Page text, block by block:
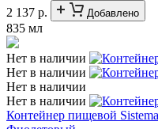
2 137 р.
Добавлено
835 мл
Нет в наличии
Нет в наличии
Нет в наличии
Нет в наличии
Контейнер пищевой